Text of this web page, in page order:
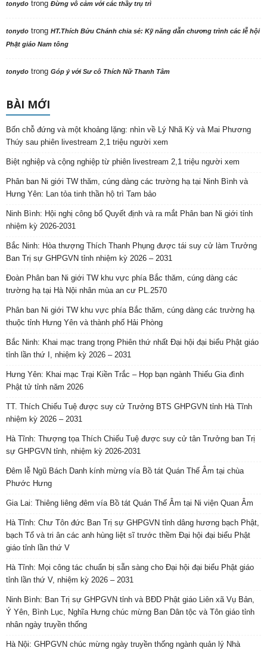
tonydo trong Đừng vô cảm với các thầy trụ trì
tonydo trong HT.Thích Bửu Chánh chia sẻ: Kỹ năng dẫn chương trình các lễ hội
Phật giáo Nam tông
tonydo trong Góp ý với Sư cô Thích Nữ Thanh Tâm
BÀI MỚI
Bốn chỗ đứng và một khoảng lặng: nhìn về Lý Nhã Kỳ và Mai Phương
Thúy sau phiên livestream 2,1 triệu người xem
Biệt nghiệp và cộng nghiệp từ phiên livestream 2,1 triệu người xem
Phân ban Ni giới TW thăm, cúng dàng các trường hạ tại Ninh Bình và
Hưng Yên: Lan tỏa tinh thần hộ trì Tam bảo
Ninh Bình: Hội nghị công bố Quyết định và ra mắt Phân ban Ni giới tỉnh
nhiệm kỳ 2026-2031
Bắc Ninh: Hòa thượng Thích Thanh Phụng được tái suy cử làm Trưởng
Ban Trị sự GHPGVN tỉnh nhiệm kỳ 2026 – 2031
Đoàn Phân ban Ni giới TW khu vực phía Bắc thăm, cúng dàng các
trường hạ tại Hà Nội nhân mùa an cư PL.2570
Phân ban Ni giới TW khu vực phía Bắc thăm, cúng dàng các trường hạ
thuộc tỉnh Hưng Yên và thành phố Hải Phòng
Bắc Ninh: Khai mạc trang trọng Phiên thứ nhất Đại hội đại biểu Phật giáo
tỉnh lần thứ I, nhiệm kỳ 2026 – 2031
Hưng Yên: Khai mạc Trại Kiền Trắc – Họp bạn ngành Thiếu Gia đình
Phật tử tỉnh năm 2026
TT. Thích Chiếu Tuệ được suy cử Trưởng BTS GHPGVN tỉnh Hà Tĩnh
nhiệm kỳ 2026 – 2031
Hà Tĩnh: Thượng tọa Thích Chiếu Tuệ được suy cử tân Trưởng ban Trị
sự GHPGVN tỉnh, nhiệm kỳ 2026-2031
Đêm lễ Ngũ Bách Danh kính mừng vía Bồ tát Quán Thế Âm tại chùa
Phước Hưng
Gia Lai: Thiêng liêng đêm vía Bồ tát Quán Thế Âm tại Ni viện Quan Âm
Hà Tĩnh: Chư Tôn đức Ban Trị sự GHPGVN tỉnh dâng hương bạch Phật,
bạch Tổ và tri ân các anh hùng liệt sĩ trước thềm Đại hội đại biểu Phật
giáo tỉnh lần thứ V
Hà Tĩnh: Mọi công tác chuẩn bị sẵn sàng cho Đại hội đại biểu Phật giáo
tỉnh lần thứ V, nhiệm kỳ 2026 – 2031
Ninh Bình: Ban Trị sự GHPGVN tỉnh và BĐD Phật giáo Liên xã Vụ Bản,
Ý Yên, Bình Lục, Nghĩa Hưng chúc mừng Ban Dân tộc và Tôn giáo tỉnh
nhân ngày truyền thống
Hà Nội: GHPGVN chúc mừng ngày truyền thống ngành quản lý Nhà